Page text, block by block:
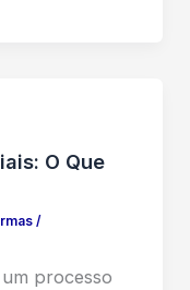
O Que
/
processo